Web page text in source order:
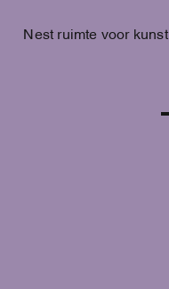
Nest ruimte voor kunst